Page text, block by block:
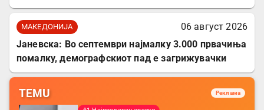
МАКЕДОНИЈА
06 август 2026
Јаневска: Во септември најмалку 3.000 првачиња
помалку, демографскиот пад е загрижувачки
TEMU Реклама